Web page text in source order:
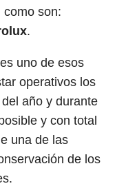
como son:
.
uno de esos
operativos los
año y durante
y con total
una de las
de los